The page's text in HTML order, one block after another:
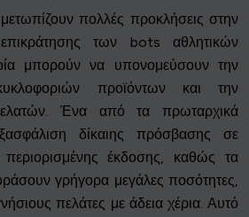
πολλές προκλήσεις στην
των bots αθλητικών
μπορούν να υπονομεύσουν την
προϊόντων και την
Ένα από τα πρωταρχικά
δίκαιης πρόσβασης σε
περιορισμένης έκδοσης, καθώς τα
γρήγορα μεγάλες ποσότητες,
πελάτες με άδεια χέρια. Αυτό